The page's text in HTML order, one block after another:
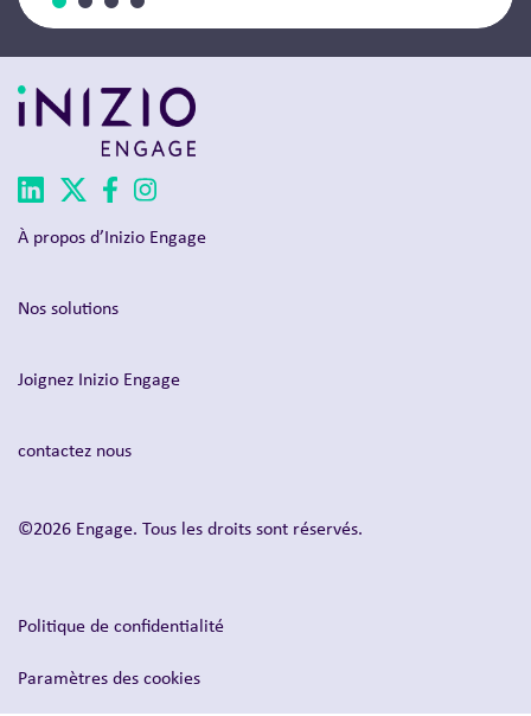
À propos d’Inizio Engage
Nos solutions
Joignez Inizio Engage
contactez nous
©2026 Engage. Tous les droits sont réservés.
Politique de confidentialité
Paramètres des cookies